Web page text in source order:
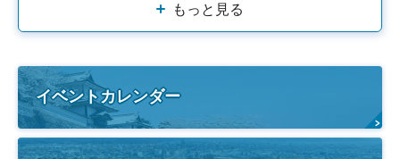
もっと見る
イベントカレンダー